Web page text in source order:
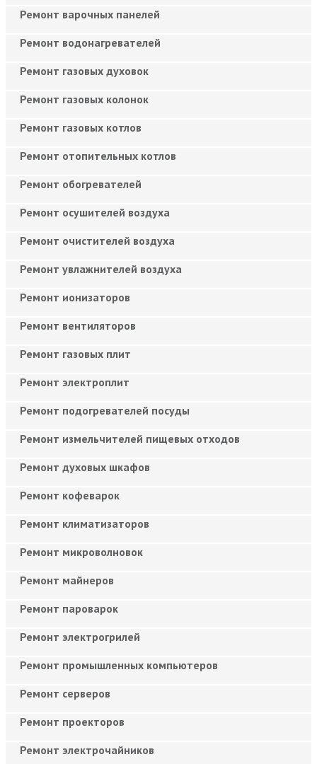
Ремонт варочных панелей
Ремонт водонагревателей
Ремонт газовых духовок
Ремонт газовых колонок
Ремонт газовых котлов
Ремонт отопительных котлов
Ремонт обогревателей
Ремонт осушителей воздуха
Ремонт очистителей воздуха
Ремонт увлажнителей воздуха
Ремонт ионизаторов
Ремонт вентиляторов
Ремонт газовых плит
Ремонт электроплит
Ремонт подогревателей посуды
Ремонт измельчителей пищевых отходов
Ремонт духовых шкафов
Ремонт кофеварок
Ремонт климатизаторов
Ремонт микроволновок
Ремонт майнеров
Ремонт пароварок
Ремонт электрогрилей
Ремонт промышленных компьютеров
Ремонт серверов
Ремонт проекторов
Ремонт электрочайников